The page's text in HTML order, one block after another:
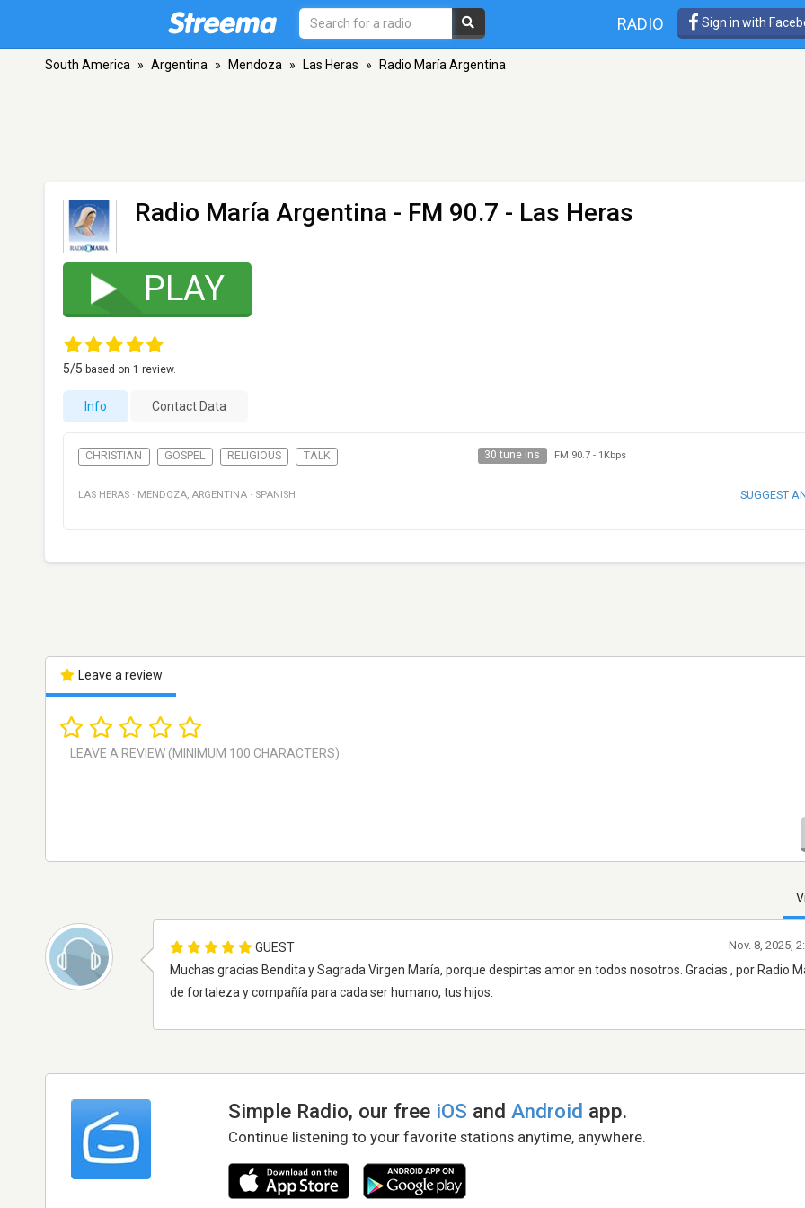
RADIO Sign in with
South America » Argentina » Mendoza » Las Heras » Radio María Argentina
Radio María Argentina - FM 90.7 - Las Heras
PLAY
5/5 based on 1 review.
Info Contact Data
CHRISTIAN GOSPEL RELIGIOUS TALK 30 tune ins FM 90.7- 1Kbps
LAS HERAS · MENDOZA, ARGENTINA · SPANISH SUGGEST
Leave a review
GUEST
Muchas gracias Bendita y Sagrada Virgen María, porque despirtas amor en todos nosotros. Gracias , por Radio
de fortaleza y compañía para cada ser humano, tus hijos.
Nov. 8, 2025,
Simple Radio, our free iOS andAndroid app.
Continue listening to your favorite stations anytime, anywhere.